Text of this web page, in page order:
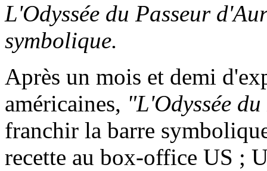
L'Odyssée du Passeur
symbolique.
Après un mois et demi
américaines, "L'Odyssée
franchir la barre
recette au box-office US ;